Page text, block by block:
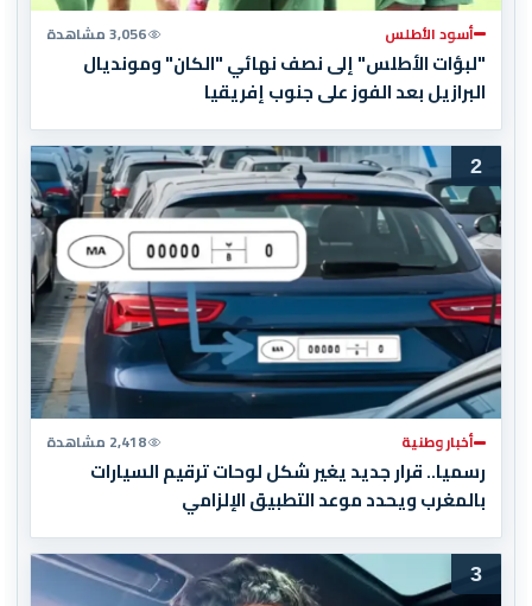
أسود الأطلس 3,056 مشاهدة
"لبؤات الأطلس" إلى نصف نهائي "الكان" ومونديال
البرازيل بعد الفوز على جنوب إفريقيا
2
أخبار وطنية 2,418 مشاهدة
رسميا.. قرار جديد يغير شكل لوحات ترقيم السيارات
بالمغرب ويحدد موعد التطبيق الإلزامي
3